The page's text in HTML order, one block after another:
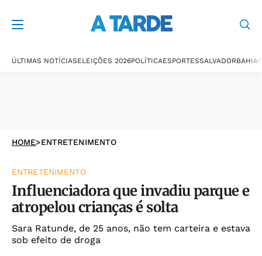
ÚLTIMAS NOTÍCIASELEIÇÕES 2026POLÍTICAESPORTESSALVADORBAHIA
HOME>ENTRETENIMENTO
ENTRETENIMENTO
Influenciadora que invadiu parque e
atropelou crianças é solta
Sara Ratunde, de 25 anos, não tem carteira e estava
sob efeito de droga